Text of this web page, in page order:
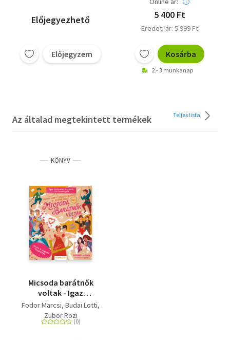
Előjegyezhető
Előjegyzem
5 400 Ft
Eredeti ár: 5 999 Ft
Kosárba
2 - 3 munkanap
Az általad megtekintett termékek Teljes lista
KÖNYV
Micsoda barátnők
voltak - Igaz
történetek lányokról,
akik összefogtak
Fodor Marcsi Budai Lotti
Zubor Rozi